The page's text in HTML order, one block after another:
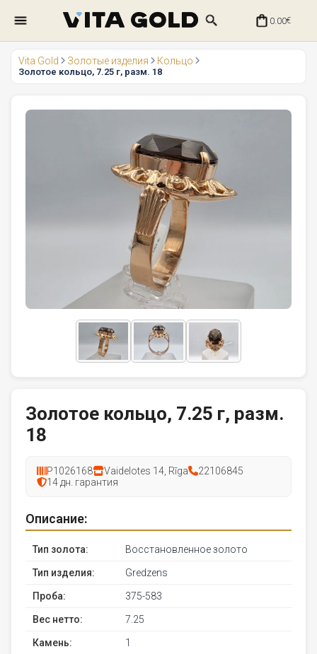
0.00€
Vita Gold Золотые изделия Кольцо
Золотое кольцо, 7.25 г, разм. 18
Золотое кольцо, 7.25 г, разм.
18
P1026168 Vaidelotes 14, Rīga
22106845
14 дн. гарантия
Описание:
Тип золота: Восстановленное золото
Тип изделия: Gredzens
Проба: 375-583
Вес нетто: 7.25
Камень: 1